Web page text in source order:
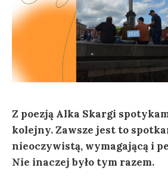
Z poezją Alka Skargi
kolejny. Zawsze jest to
nieoczywistą, wymagającą i
Nie inaczej było tym razem.